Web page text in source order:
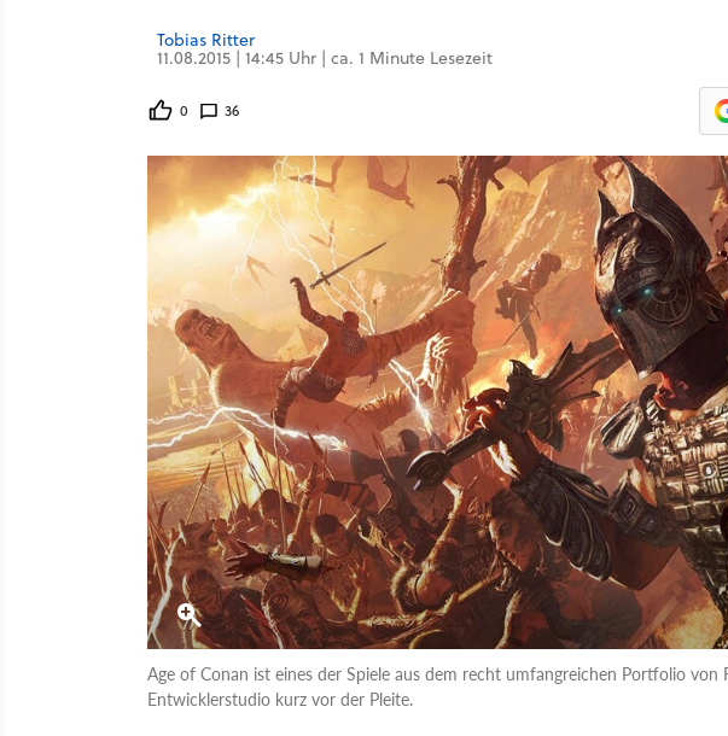
Tobias Ritter
11.08.2015 | 14:45 Uhr | ca. 1 Minute Lesezeit
0 36
Age of Conan ist eines der Spiele aus dem recht umfangreichen Portfolio
Entwicklerstudio kurz vor der Pleite.